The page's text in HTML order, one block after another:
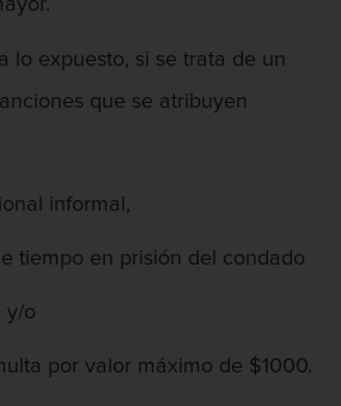
menores de edad
Ofensa de DUI
Ofensa de DUI
de Tarjeta de Crédito
lo expuesto, si se trata de un
que se atribuyen
informal,
tiempo en prisión del condado
y/o
por valor máximo de $1000.